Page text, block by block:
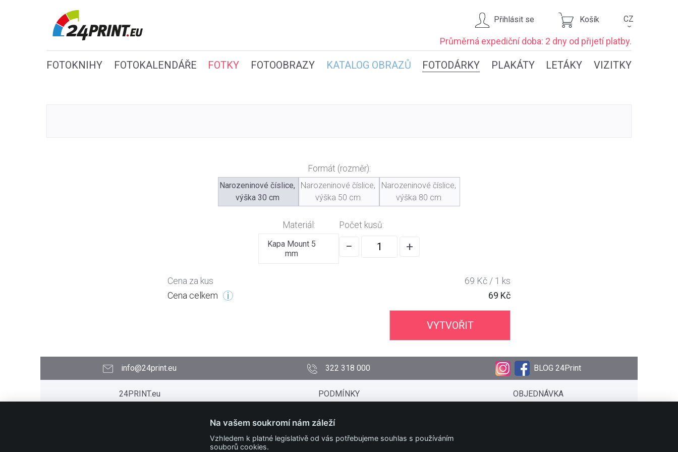
Přihlásit se Košík CZ
›
Průměrná expedičnídoba: 2 dny od přijetí platby.
FOTOKNIHY FOTOKALENDÁŘE FOTKY FOTOOBRAZY KATALOG OBRAZŮ FOTODÁRKY PLAKÁTY LETÁKY VIZITKY
Formát (rozměr):
Narozeninové číslice,
výška 30 cm
Narozeninové číslice,
výška 50 cm
Narozeninové číslice,
výška 80 cm
Materiál:
Kapa Mount 5
mm
Počet kusů:
− +
Cena za kus
69 Kč / 1 ks
Cena celkem
69 Kč
VYTVOŘIT
info@24print.eu 322 318 000 BLOG 24Print
24PRINT.eu
PODMÍNKY
Technické podmínky
Nastavit cookies
OBJEDNÁVKA
Na vašem soukromí nám záleží
Vzhledem k platné legislativě od vás potřebujeme souhlas s používáním
souborů cookies.